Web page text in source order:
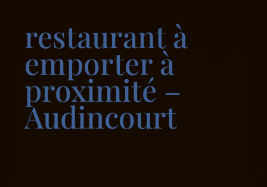
restaurant à
emporter à
proximité –
Audincourt